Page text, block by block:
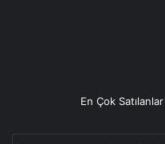
En Çok